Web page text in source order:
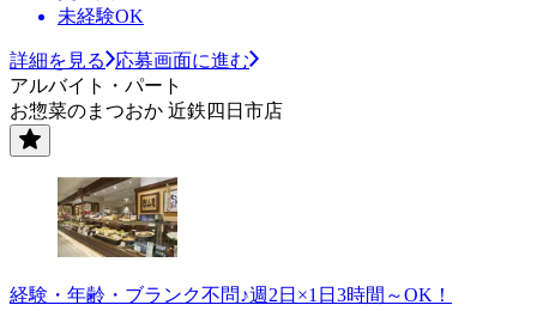
未経験OK
詳細を見る
応募画面に進む
アルバイト・パート
お惣菜のまつおか 近鉄四日市店
経験・年齢・ブランク不問♪週2日×1日3時間～OK！